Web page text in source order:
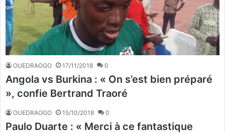
OUEDRAOGO 17/11/2018 0
Angola vs Burkina : « On s’est bien préparé
», confie Bertrand Traoré
OUEDRAOGO 15/10/2018 0
Paulo Duarte : « Merci à ce fantastique